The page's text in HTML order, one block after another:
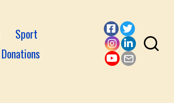
Sport
Donations
Facebook
Twitter
Instagram
LinkedIn